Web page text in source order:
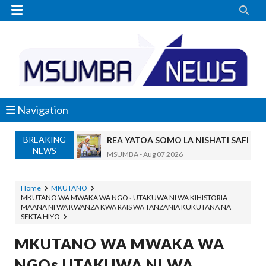
 
Navigation
BREAKING
NEWS
REA YATOA SOMO LA NISHATI SAFI
MSUMBA-Aug 07 2026
CHANDE AIPONGEZA WRRB KWA
OSCAR ASSENGA-Aug 06 2026
MFUMO WA M+2 WAIMARISHA
Home
MKUTANO
MKUTANO WA MWAKA WA NGOs UTAKUWA NI WA KIHISTORIA
MAANA NI WA KWANZA KWA RAIS WA TANZANIA KUKUTANA NA
SEKTA HIYO
MKUTANO WA MWAKA WA